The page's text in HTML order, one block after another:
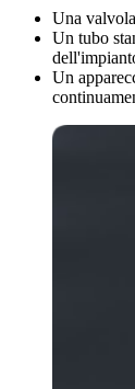
Una
Un tubo
Un